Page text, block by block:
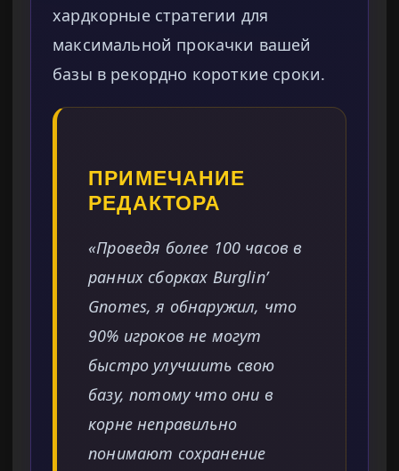
хардкорные стратегии для
максимальной прокачки вашей
базы в рекордно короткие сроки.
ПРИМЕЧАНИЕ
РЕДАКТОРА
«Проведя более 100 часов в
ранних сборках Burglin’
Gnomes, я обнаружил, что
90% игроков не могут
быстро улучшить свою
базу, потому что они в
корне неправильно
понимают сохранение